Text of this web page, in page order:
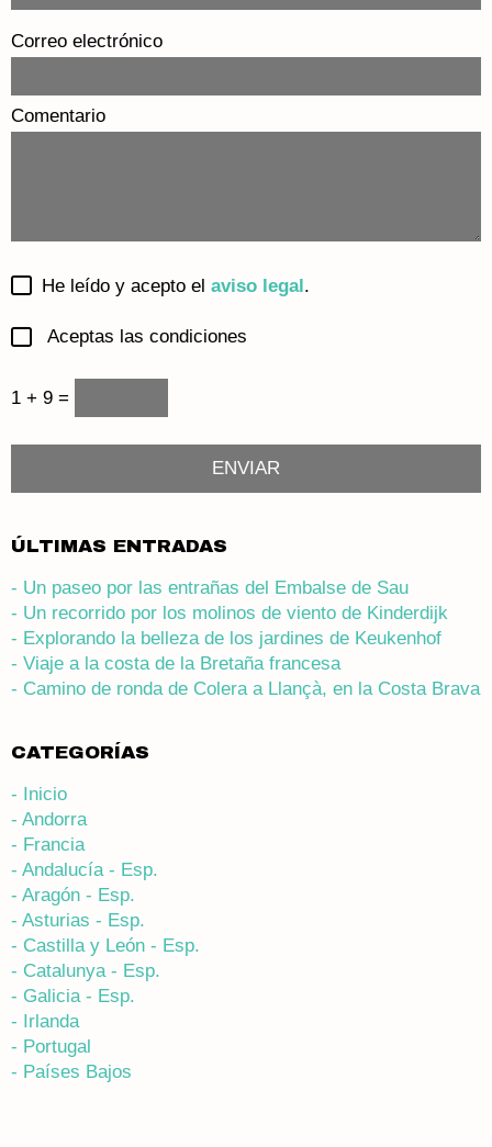
Correo electrónico
Comentario
He leído y acepto el aviso legal.
Aceptas las condiciones
1 + 9 =
ÚLTIMAS ENTRADAS
- Un paseo por las entrañas del Embalse de Sau
- Un recorrido por los molinos de viento de Kinderdijk
- Explorando la belleza de los jardines de Keukenhof
- Viaje a la costa de la Bretaña francesa
- Camino de ronda de Colera a Llançà, en la Costa Brava
CATEGORÍAS
- Inicio
- Andorra
- Francia
- Andalucía - Esp.
- Aragón - Esp.
- Asturias - Esp.
- Castilla y León - Esp.
- Catalunya - Esp.
- Galicia - Esp.
- Irlanda
- Portugal
- Países Bajos